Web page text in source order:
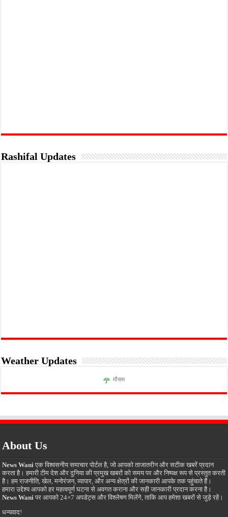
Rashifal Updates
Weather Updates
मौसम
About Us
News Wani एक विश्वसनीय समाचार पोर्टल है, जो आपको ताजातरीन और सटीक खबरें प्रदान
करता है। हमारी टीम देश और दुनिया की प्रमुख खबरों को समय पर और निष्पक्ष रूप से प्रस्तुत करती
है। हम राजनीति, खेल, मनोरंजन, व्यापार, और अन्य क्षेत्रों की जानकारी आपके तक पहुंचाते हैं।
हमारा उद्देश्य आपको हर महत्वपूर्ण घटना से अवगत कराना और सही जानकारी प्रदान करना है।
News Wani पर आपको 24×7 अपडेट्स और विश्लेषण मिलेंगे, ताकि आप हमेशा खबरों से जुड़े रहें।
धन्यवाद!